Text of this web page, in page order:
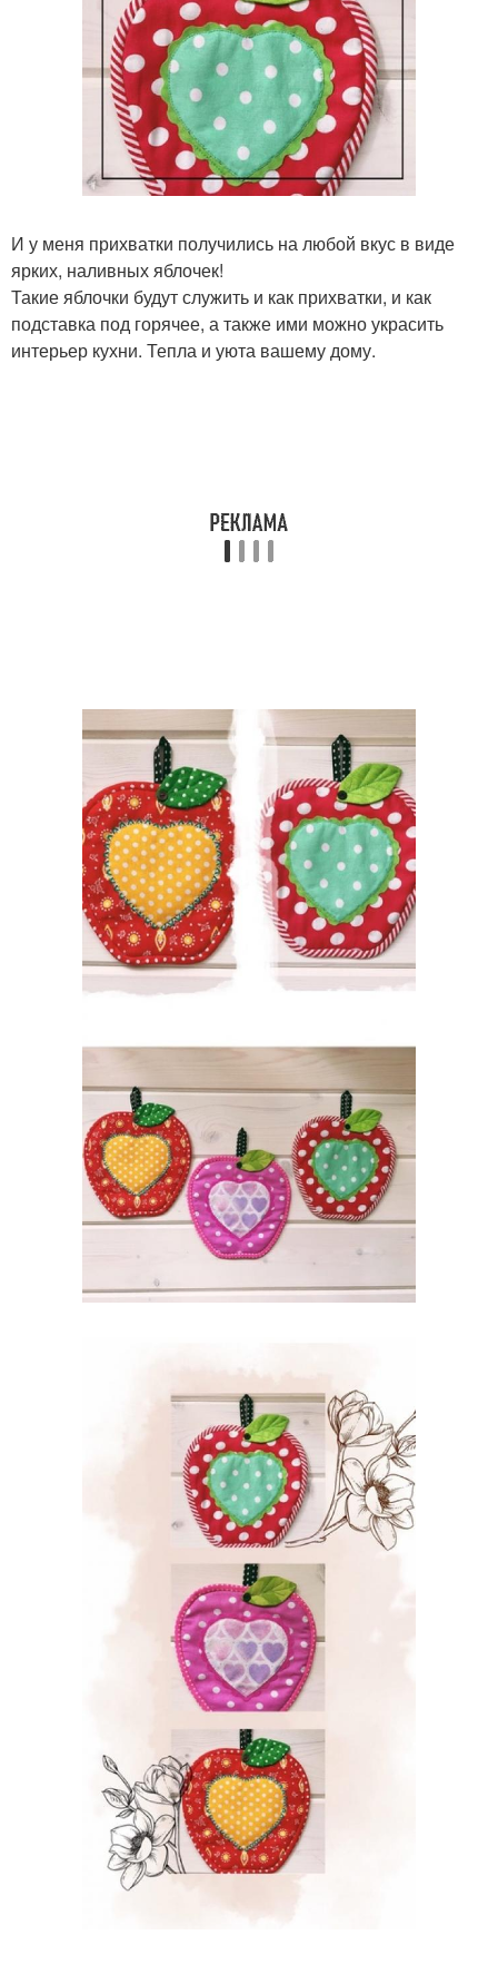
И у меня прихватки получились на любой вкус в виде
ярких, наливных яблочек!
Такие яблочки будут служить и как прихватки, и как
подставка под горячее, а также ими можно украсить
интерьер кухни. Тепла и уюта вашему дому.